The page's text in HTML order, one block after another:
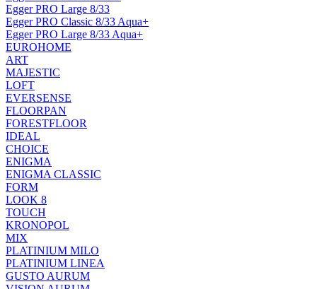
Egger PRO Large 8/33
Egger PRO Classic 8/33 Aqua+
Egger PRO Large 8/33 Aqua+
EUROHOME
ART
MAJESTIC
LOFT
EVERSENSE
FLOORPAN
FORESTFLOOR
IDEAL
CHOICE
ENIGMA
ENIGMA CLASSIC
FORM
LOOK 8
TOUCH
KRONOPOL
MIX
PLATINIUM MILO
PLATINIUM LINEA
GUSTO AURUM